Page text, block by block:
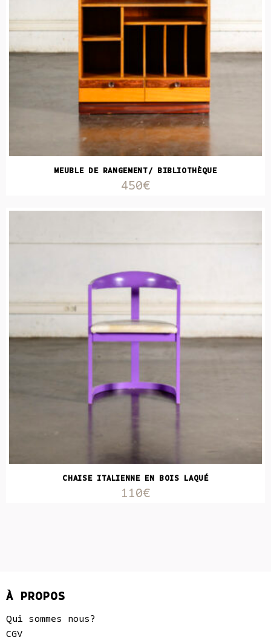
MEUBLE DE RANGEMENT/ BIBLIOTHÈQUE
450€
CHAISE ITALIENNE EN BOIS LAQUÉ
110€
À PROPOS
Qui sommes nous?
CGV